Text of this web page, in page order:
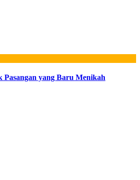
yang Baru Menikah